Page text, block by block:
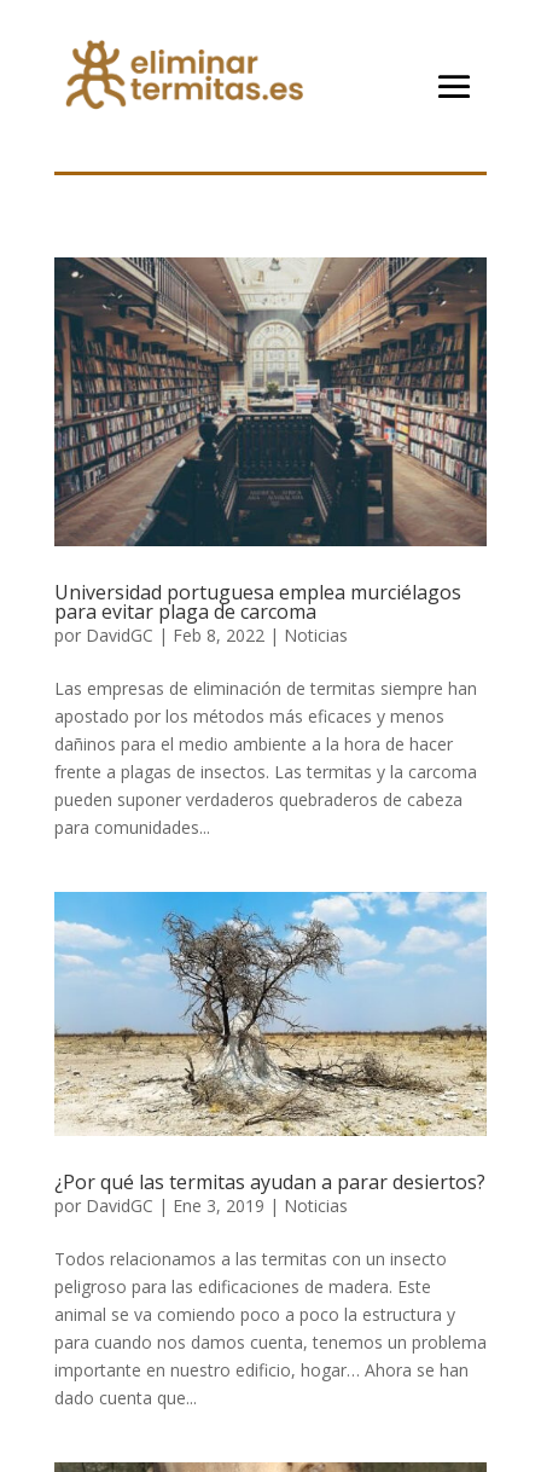
Universidad portuguesa emplea murciélagos
para evitar plaga de carcoma
por DavidGC | Feb 8, 2022| Noticias
Las empresas de eliminación de termitas siempre han
apostado por los métodos más eficaces y menos
dañinos para el medio ambiente a la hora de hacer
frente a plagas de insectos. Las termitas y la carcoma
pueden suponer verdaderos quebraderos de cabeza
para comunidades...
¿Por qué las termitas ayudan a parar desiertos?
por DavidGC | Ene 3, 2019 | Noticias
Todos relacionamos a las termitas con un insecto
peligroso para las edificaciones de madera. Este
animal se va comiendo poco a poco la estructura y
para cuando nos damos cuenta, tenemos un problema
importante en nuestro edificio, hogar… Ahora se han
dado cuenta que...